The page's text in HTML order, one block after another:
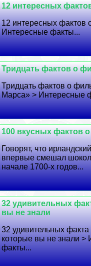
12 интересных
12 интересных фактов
Интересные факты...
Тридцать фактов о
Тридцать фактов о
Марса» > Интересные
100 вкусных фактов
Говорят, что
впервые смешал
начале 1700-х годов...
32 удивительных
вы не знали
32 удивительных
которые вы не знали >
факты...